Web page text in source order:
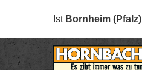
Ist Bornheim (Pfalz)